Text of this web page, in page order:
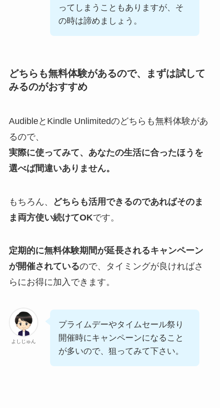
ってしまうこともありますが、そ
の時は諦めましょう。
どちらも無料体験があるので、まずは試して
みるのがおすすめ
AudibleとKindle Unlimitedのどちらも無料体験があ
るので、
実際に使ってみて、あなたの生活に合ったほうを
選べば間違いありません。
もちろん、
どちらも活用できるのであればそのま
ま両方使い続けてOKです。
定期的に無料体験期間が延長されるキャンペーン
が開催されているので、タイミングが良ければさ
らにお得に加入できます。
よしじゅん
プライムデーやタイムセール祭り
開催時にキャンペーンになること
が多いので、狙ってみて下さい。